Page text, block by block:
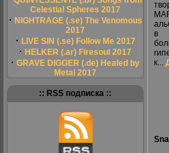
Celestial Spheres 2017
· NIGHTRAGE (.se) The Venomous
2017
· LIVE SIN (.se) Follow Me 2017
· HELKER (.ar) Firesoul 2017
· GRAVE DIGGER (.de) Healed by
Metal 2017
:: RSS подписка ::
в
к...